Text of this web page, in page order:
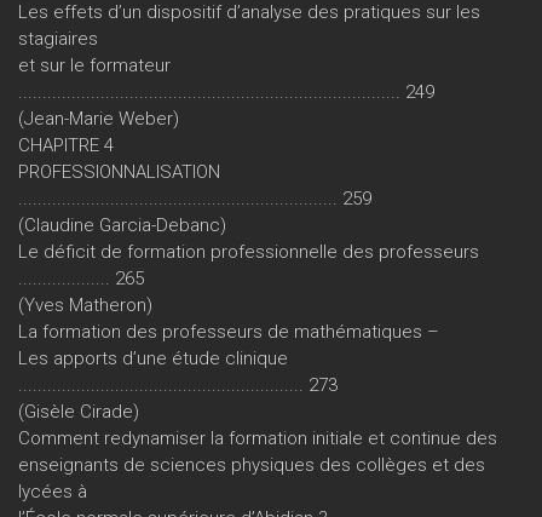
Les effets d’un dispositif d’analyse des pratiques sur les
stagiaires
et sur le formateur
............................................................................... 249
(Jean-Marie Weber)
CHAPITRE 4
PROFESSIONNALISATION
.................................................................. 259
(Claudine Garcia-Debanc)
Le déficit de formation professionnelle des professeurs
................... 265
(Yves Matheron)
La formation des professeurs de mathématiques –
Les apports d’une étude clinique
........................................................... 273
(Gisèle Cirade)
Comment redynamiser la formation initiale et continue des
enseignants de sciences physiques des collèges et des
lycées à